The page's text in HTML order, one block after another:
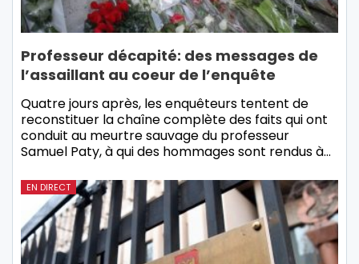
Professeur décapité: des messages de
l’assaillant au coeur de l’enquête
Quatre jours après, les enquêteurs tentent de
reconstituer la chaîne complète des faits qui ont
conduit au meurtre sauvage du professeur
Samuel Paty, à qui des hommages sont rendus à…
EN DIRECT